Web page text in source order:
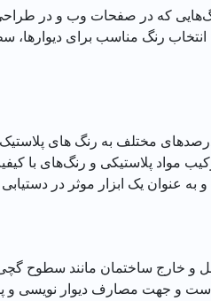
که در صفحات وب و در
رنگ مناسب برای
مختلف به رنگ های
پلاستیکی و رنگ‌های با
به عنوان یک ابزار موثر در
خارج ساختمان مانند سطوح
و جهت مصارف دیوار نویسی و